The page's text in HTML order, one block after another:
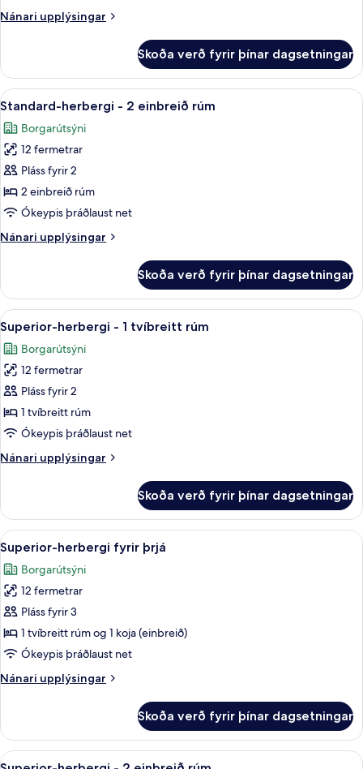
tvíbreitt
Bar
and
Hairdryer)
Nánari upplýsingar
Nánari
herbergi
1
rúm
(Mini
Bar
and
Hairdryer)
Skoða verð fyrir þínar dagsetningar
Skoða
allar
myndir
fyrir
Standard-
herbergi
-
einbreið
Standard-herbergi - 2 einbreið rúm
13
Standard-herbergi - 2 einbreið rúm
Borgarútsýni
12 fermetrar
Pláss fyrir 2
2 einbreið rúm
Ókeypis þráðlaust net
Nánari upplýsingar
Nánari
herbergi
2
einbreið
rúm
Skoða verð fyrir þínar dagsetningar
Skoða
allar
myndir
fyrir
Superior-
herbergi
-
tvíbreitt
Superior-herbergi - 1 tvíbreitt rúm |
14
Superior-herbergi - 1 tvíbreitt rúm
Borgarútsýni
12 fermetrar
Pláss fyrir 2
1 tvíbreitt rúm
Ókeypis þráðlaust net
Nánari upplýsingar
Nánari
herbergi
1
tvíbreitt
rúm
Skoða verð fyrir þínar dagsetningar
Skoða
allar
myndir
fyrir
Superior-
herbergi
fyrir
Superior-herbergi fyrir þrjá |
14
Superior-herbergi fyrir þrjá
Borgarútsýni
12 fermetrar
Pláss fyrir 3
1 tvíbreitt rúm og 1 koja (einbreið)
Ókeypis þráðlaust net
Nánari upplýsingar
Nánari
herbergi
fyrir
þrjá
Skoða verð fyrir þínar dagsetningar
Skoða
Superior-herbergi - 2 einbreið rúm
13